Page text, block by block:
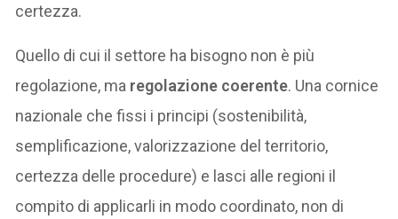
certezza.
Quello di cui il settore ha bisogno non è più
regolazione, ma regolazione coerente. Una cornice
nazionale che fissi i principi (sostenibilità,
semplificazione, valorizzazione del territorio,
certezza delle procedure) e lasci alle regioni il
compito di applicarli in modo coordinato, non di